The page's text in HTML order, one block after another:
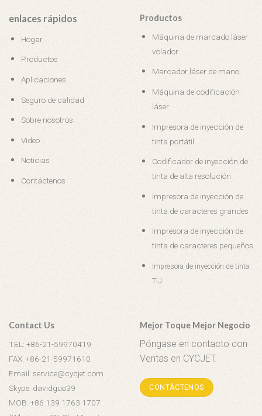
enlaces rápidos
Hogar
Productos
Aplicaciones
Seguro de calidad
Sobre nosotros
Video
Noticias
Contáctenos
Productos
Máquina de marcado láser
volador
Marcador láser de mano
Máquina de codificación
láser
Impresora de inyección de
tinta portátil
Codificador de inyección de
tinta de alta resolución
Impresora de inyección de
tinta de caracteres grandes
Impresora de inyección de
tinta de caracteres pequeños
Impresora de inyección de tinta
TIJ
Contact Us
TEL: +86-21-59970419
FAX: +86-21-59971610
Email: service@cycjet.com
Skype: davidguo39
MOB: +86 139 1763 1707
Mejor Toque Mejor Negocio
Póngase en contacto con
Ventas en CYCJET.
CONTÁCTENOS